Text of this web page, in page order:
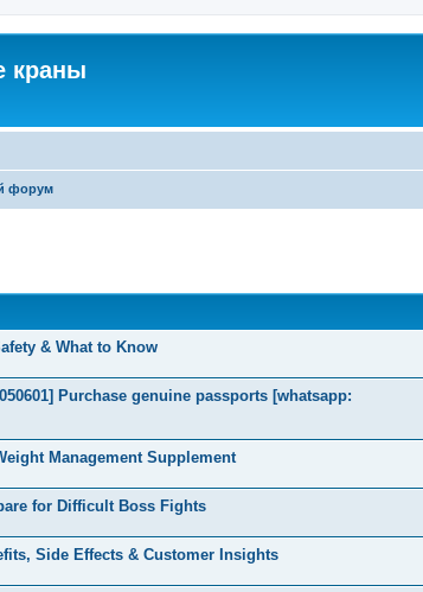
краны
форум
& What to Know
Purchase genuine passports [whatsapp:
Management Supplement
for Difficult Boss Fights
Side Effects & Customer Insights